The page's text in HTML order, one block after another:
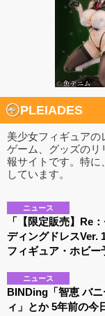
PLEIADES
美少女フィギュアの
ゲーム、グッズのリ
報サイトです。特に
しています。
ニュース
「【限定販売】Re
ディングドレスVer.
フィギュア・ホビー
ニュース
BINDing「智恵 バ
ィ」とか 5年前の今